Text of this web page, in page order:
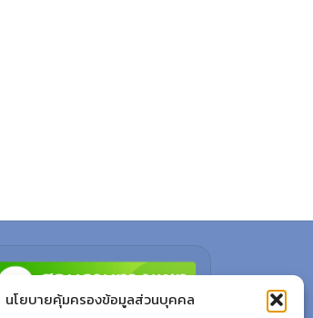
นโยบายคุ้มครองข้อมูลส่วนบุคคล